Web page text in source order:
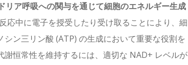
リア呼吸への関与を通じて細胞のエネルギー生成
応中に電子を授受したり受け取ることにより、細
ン三リン酸 (ATP) の生成において重要な役割を
恒常性を維持するには、適切な NAD+ レベルが